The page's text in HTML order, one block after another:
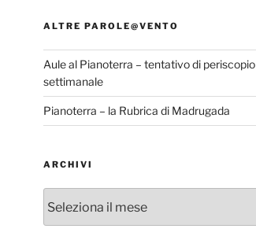
ALTRE PAROLE@VENTO
Aule al Pianoterra – tentativo di periscopio
settimanale
Pianoterra – la Rubrica di Madrugada
ARCHIVI